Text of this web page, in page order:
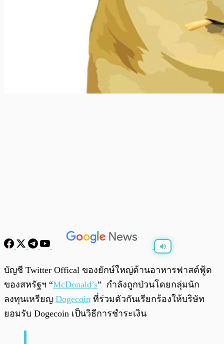
0:00
บัญชี Twitter Offical ของยักษ์ใหญ่ด้านอาหารฟาสต์ฟู้ด
ของสหรัฐฯ “McDonald’s” กำลังถูกป่วนโดยกลุ่มนัก
ลงทุนเหรียญ Dogecoin ที่ร่วมตัวกันเรียกร้องให้บริษัท
ยอมรับ Dogecoin เป็นวิธีการชำระเงิน